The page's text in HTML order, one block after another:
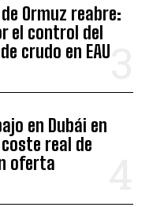
Ormuz reabre:
el control del
crudo en EAU
en Dubái en
real de
oferta